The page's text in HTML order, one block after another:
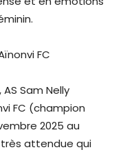
FC
Sam Nelly
FC (champion
2025 au
très attendue qui